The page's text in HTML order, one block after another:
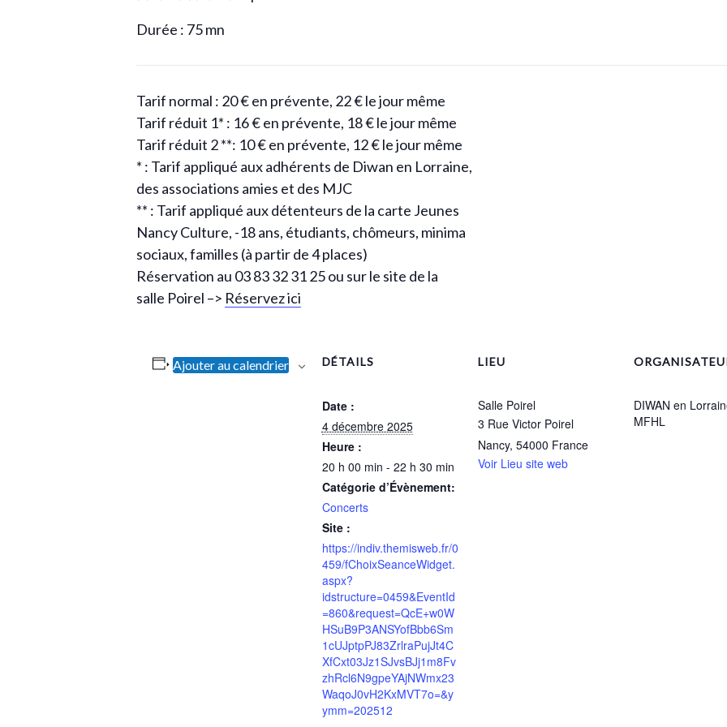
Durée : 75 mn
Tarif normal : 20 € en prévente, 22 € le jour même
Tarif réduit 1* : 16 € en prévente, 18 € le jour même
Tarif réduit 2 **: 10 € en prévente, 12 € le jour même
* : Tarif appliqué aux adhérents de Diwan en Lorraine,
des associations amies et des MJC
** : Tarif appliqué aux détenteurs de la carte Jeunes
Nancy Culture, -18 ans, étudiants, chômeurs, minima
sociaux, familles (à partir de 4 places)
Réservation au 03 83 32 31 25 ou sur le site de la
salle Poirel –> Réservez ici
Ajouter au calendrier DÉTAILS
Date :
4 décembre 2025
Heure :
20 h 00 min - 22 h 30 min
Catégorie d’Évènement:
Concerts
Site :
https://indiv.themisweb.fr/0
459/fChoixSeanceWidget.
aspx?
idstructure=0459&EventId
=860&request=QcE+w0W
HSuB9P3ANSYofBbb6Sm
1cUJptpPJ83ZrlraPujJt4C
XfCxt03Jz1SJvsBJj1m8Fv
zhRcl6N9gpeYAjNWmx23
WaqoJ0vH2KxMVT7o=&y
ymm=202512
LIEU
Salle Poirel
3 Rue Victor Poirel
Nancy, 54000 France
Voir Lieu site web
DIWAN en
MFHL